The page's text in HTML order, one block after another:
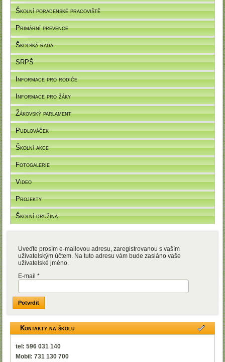
Školní poradenské pracoviště
Primární prevence
Školská rada
SRPŠ
Informace pro rodiče
Informace pro žáky
Žákovský parlament
Pudlováček
Školní akce
Fotogalerie
Video
Projekty
Školní družina
Uveďte prosím e-mailovou adresu, zaregistrovanou s vaším
uživatelským účtem. Na tuto adresu vám bude zasláno vaše
uživatelské jméno.
E-mail *
Potvrdit
Kontakty na školu
tel: 596 031 140
Mobil: 731 130 700